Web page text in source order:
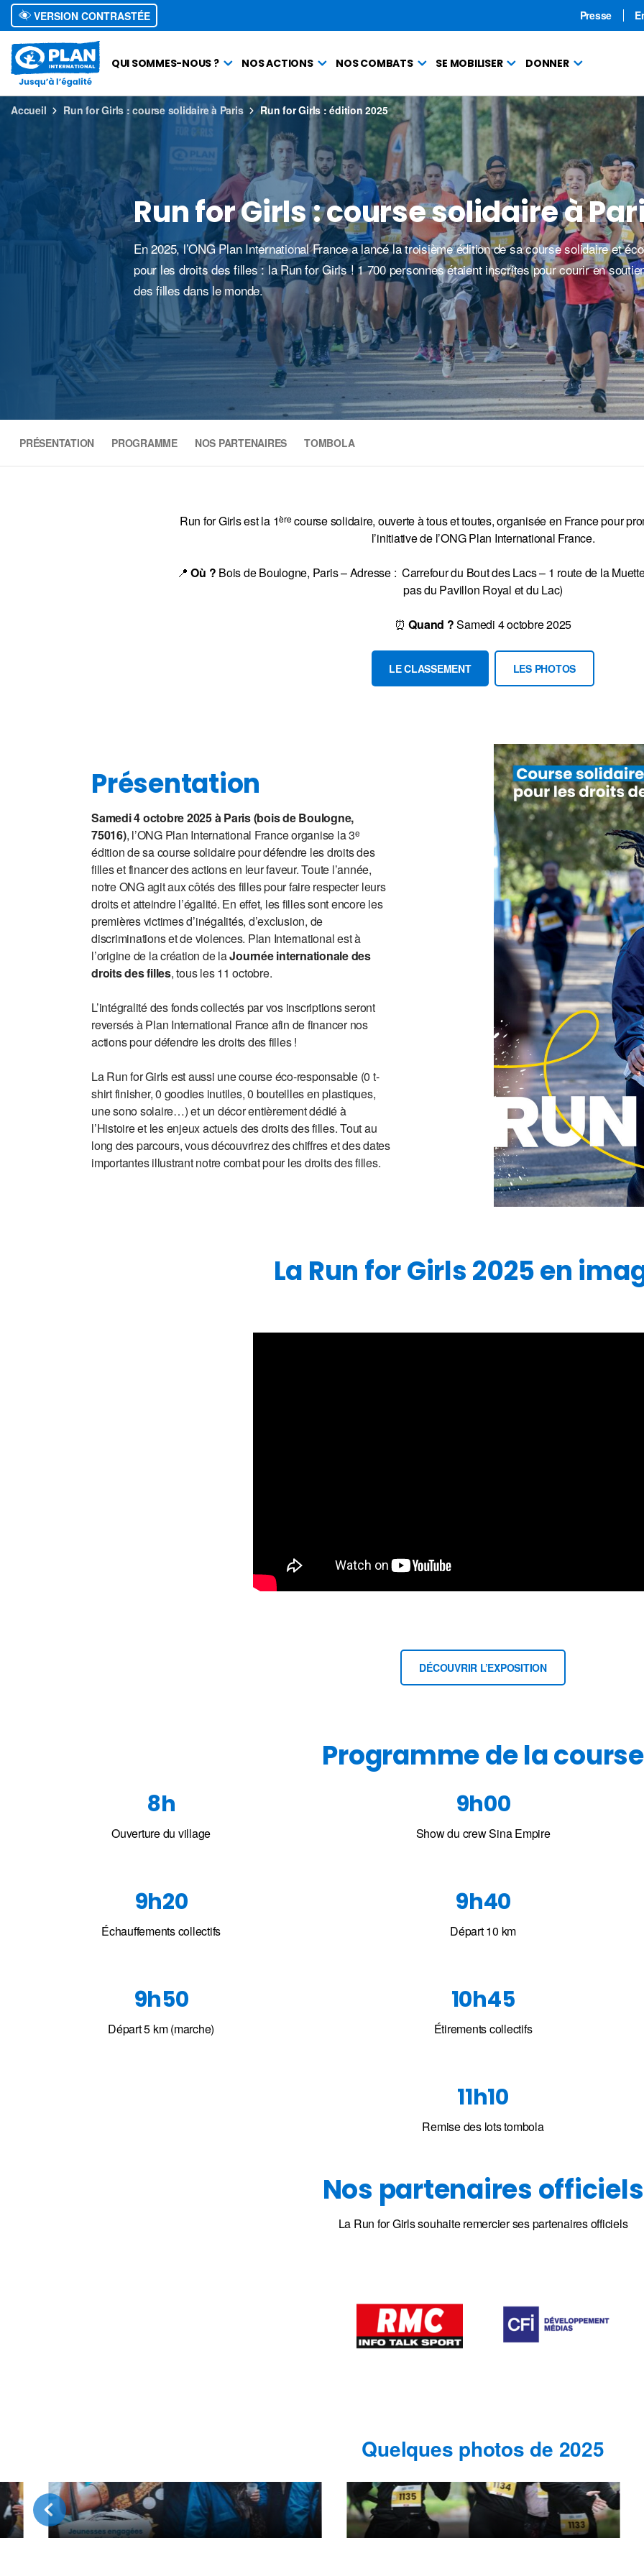
VERSION CONTRASTÉE Presse
QUI SOMMES-NOUS ? NOS ACTIONS NOS COMBATS SE MOBILISER DONNER
Accueil Run for Girls : course solidaire à Paris Run for Girls : édition 2025
Run for Girls : course solidaire à
En 2025, l’ONG Plan International France a lancé la troisième édition de sa course solidaire et
pour les droits des filles : la Run for Girls ! 1 700 personnes étaient inscrites pour courir en
des filles dans le monde.
PRÉSENTATION PROGRAMME NOS PARTENAIRES TOMBOLA
Run for Girls est la 1èrecourse solidaire, ouverte à tous et toutes, organisée en France pour
l’initiative de l’ONG Plan International France.
📍Où ? Bois de Boulogne, Paris – Adresse : Carrefour du Bout des Lacs – 1 route de la
pas du Pavillon Royal et du Lac)
⏰Quand ?Samedi 4 octobre 2025
LE CLASSEMENT LES PHOTOS
Présentation
Samedi 4 octobre 2025 à Paris (bois de Boulogne,
75016), l’ONG Plan International France organise la 3e
édition de sa course solidaire pour défendre les droits des
filles et financer des actions en leur faveur. Toute l’année,
notre ONG agit aux côtés des filles pour faire respecter leurs
droits et atteindre l’égalité. En effet, les filles sont encore les
premières victimes d’inégalités, d’exclusion, de
discriminations et de violences. Plan International est à
l’origine de la création de laJournée internationale des
droits des filles, tous les 11 octobre.
L’intégralité des fonds collectés par vos inscriptions seront
reversés à Plan International France afin de financer nos
actions pour défendre les droits des filles !
La Run for Girls est aussi une course éco-responsable (0 t-
shirt finisher, 0 goodies inutiles, 0 bouteilles en plastiques,
une sono solaire…) et un décor entièrement dédié à
l’Histoire et les enjeux actuels des droits des filles. Tout au
long des parcours, vous découvrirez des chiffres et des dates
importantes illustrant notre combat pour les droits des filles.
La Run for Girls 2025 en
DÉCOUVRIR L’EXPOSITION
Programme de la course
8h
Ouverture du village
9h00
Show du crew Sina Empire
9h20
Échauffements collectifs
9h40
Départ 10 km
9h50
Départ 5 km (marche)
10h45
Étirements collectifs
11h10
Remise des lots tombola
Nos partenaires officiels
La Run for Girls souhaite remercier ses partenaires officiels
Quelques photos de 2025